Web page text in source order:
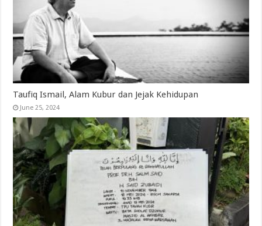
Taufiq Ismail, Alam Kubur dan Jejak Kehidupan
June 25, 2024